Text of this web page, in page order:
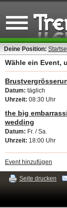
Deine Position:
Wähle ein Event,
Datum: täglich
Uhrzeit: 08:30 Uhr
the big
wedding
Datum: Fr. / Sa.
Uhrzeit: 18:00 Uhr
Event hinzufügen
Seite drucken